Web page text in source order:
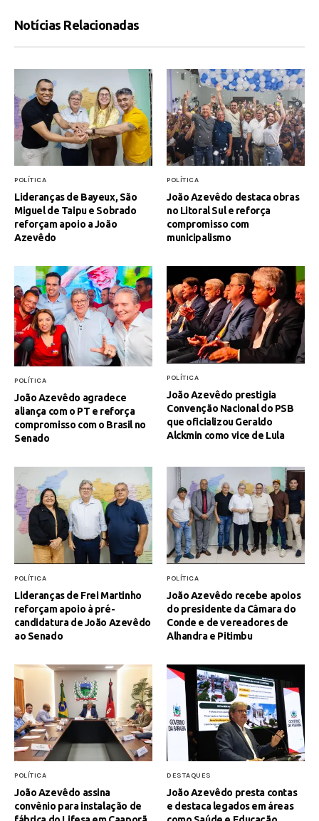
Notícias Relacionadas
POLÍTICA
Lideranças de Bayeux, São
Miguel de Taipu e Sobrado
reforçam apoio a João
Azevêdo
POLÍTICA
João Azevêdo destaca obras
no Litoral Sul e reforça
compromisso com
municipalismo
POLÍTICA
João Azevêdo agradece
aliança com o PT e reforça
compromisso com o Brasil no
Senado
POLÍTICA
João Azevêdo prestigia
Convenção Nacional do PSB
que oficializou Geraldo
Alckmin como vice de Lula
POLÍTICA
Lideranças de Frei Martinho
reforçam apoio à pré-
candidatura de João Azevêdo
ao Senado
POLÍTICA
João Azevêdo recebe apoios
do presidente da Câmara do
Conde e de vereadores de
Alhandra e Pitimbu
POLÍTICA
João Azevêdo assina
convênio para instalação de
DESTAQUES
João Azevêdo presta contas
e destaca legados em áreas